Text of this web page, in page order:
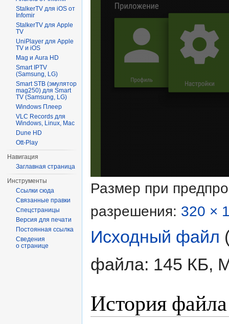
Размер при
разрешения: 320 ×
Исходный файл
файла: 145 КБ,
История файла
StalkerTV для iOS от
Infomir
StalkerTV для Apple
TV
UniPlayer для Apple
TV и iOS
Mag и Aura HD
Smart IPTV
(Samsung, LG)
Smart STB (эмулятор
mag250) для Smart
TV (Samsung, LG)
Windows Плеер
VLC Records для
Windows, Linux, Mac
Dune HD
Ott-Play
Навигация
Заглавная страница
Инструменты
Ссылки сюда
Связанные правки
Спецстраницы
Версия для печати
Постоянная ссылка
Сведения
о странице